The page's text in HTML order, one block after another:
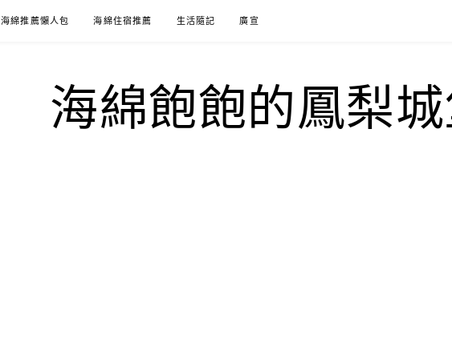
海綿推薦懶人包 海綿住宿推薦 生活隨記 廣宣
海綿飽飽的鳳梨